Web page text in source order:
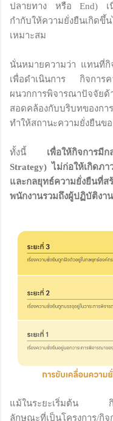
ปลายทาง หรือ End) เนื่
กำกับให้ความยั่งยืนเกิดขึ้
เหมาะสม
นั่นหมายความว่า แทนที่กิ
เพื่อดำเนินการ กิจการค
ผนวกการพิจารณาปัจจัยด้
สอดคล้องกับบริบทของก
ทำให้สถานะความยั่งยืนข
ทั้งนี้ เพื่อให้กิจการมี
Strategy) ไม่ก่อให้เกิดภ
และกลยุทธ์ความยั่งยืนที่ส
พนักงานรวมถึงผู้ปฏิบัติงา
แม้ในระยะเริ่มต้น กิจก
ลักษณะที่เป็นโครงการ/กิ